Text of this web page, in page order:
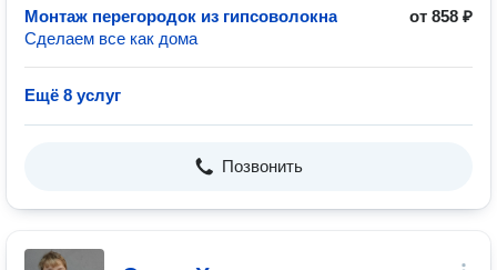
Монтаж перегородок из гипсоволокна
от 858 ₽
Сделаем все как дома
Ещё 8 услуг
Позвонить